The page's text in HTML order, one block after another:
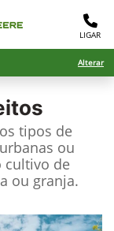
LIGAR
Alterar
tipos de
ou
cultivo de
ou granja.